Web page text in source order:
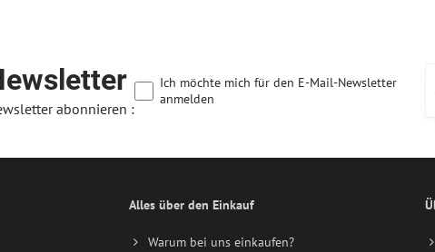
abonnieren :
Ich möchte mich für den E-Mail-Newsletter
anmelden
Alles über den Einkauf
Warum bei uns einkaufen?